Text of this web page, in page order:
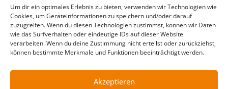
Um dir ein optimales Erlebnis zu bieten, verwenden wir Technologien wie
Cookies, um Geräteinformationen zu speichern und/oder darauf
zuzugreifen. Wenn du diesen Technologien zustimmst, können wir Daten
wie das Surfverhalten oder eindeutige IDs auf dieser Website
verarbeiten. Wenn du deine Zustimmung nicht erteilst oder zurückziehst,
können bestimmte Merkmale und Funktionen beeinträchtigt werden.
Akzeptieren
Folge Uns